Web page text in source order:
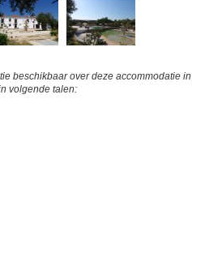
beschikbaar over deze accommodatie in
volgende talen: